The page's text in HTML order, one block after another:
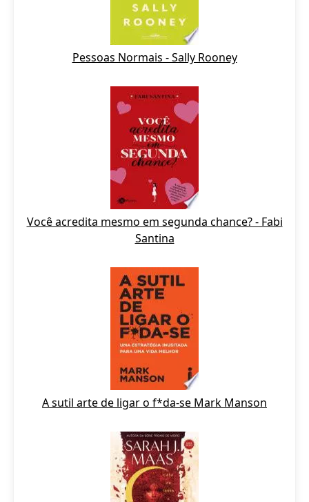
Pessoas Normais - Sally Rooney
Você acredita mesmo em segunda chance? - Fabi
Santina
A sutil arte de ligar o f*da-se Mark Manson